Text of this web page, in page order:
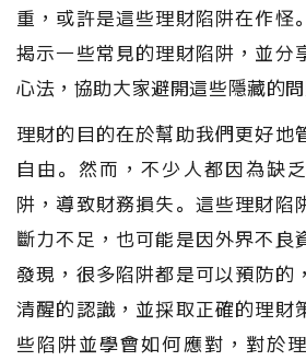
重，或許是這些理財陷阱在作怪
揭示一些常見的理財陷阱，並分
心法，協助大家避開這些隱藏的問
理財的目的在於幫助我們更好地
自由。然而，不少人都因為缺
阱，導致財務損失。這些理財陷
斷力不足，也可能是因外界不良
發現，很多陷阱都是可以預防的
清醒的認識，並採取正確的理財
些陷阱並學會如何應對，對於